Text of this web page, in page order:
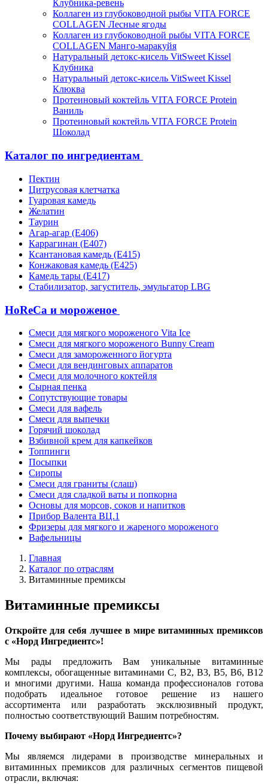
Клубника-ревень
Коллаген из глубоководной рыбы VITA FORCE
COLLAGEN Лесные ягоды
Коллаген из глубоководной рыбы VITA FORCE
COLLAGEN Манго-маракуйя
Натуральный детокс-кисель VitSweet Kissel
Клубника
Натуральный детокс-кисель VitSweet Kissel
Клюква
Протеиновый коктейль VITA FORCE Protein
Ваниль
Протеиновый коктейль VITA FORCE Protein
Шоколад
Каталог по ингредиентам
Пектин
Цитрусовая клетчатка
Гуаровая камедь
Желатин
Таурин
Агар-агар (Е406)
Каррагинан (Е407)
Ксантановая камедь (Е415)
Конжаковая камедь (Е425)
Камедь тары (Е417)
Стабилизатор, загуститель, эмульгатор LBG
HoReCa и мороженое
Смеси для мягкого мороженого Vita Ice
Смеси для мягкого мороженого Bunny Cream
Смеси для замороженного йогурта
Смеси для вендинговых аппаратов
Смеси для молочного коктейля
Сырная пенка
Сопутствующие товары
Смеси для вафель
Смеси для выпечки
Горячий шоколад
Взбивной крем для капкейков
Топпинги
Посыпки
Сиропы
Смеси для граниты (слаш)
Смеси для сладкой ваты и попкорна
Основы для морсов, соков и напитков
Прибор Валента ВЦ.1
Фризеры для мягкого и жареного мороженого
Вафельницы
Главная
Каталог по отраслям
Витаминные премиксы
Витаминные премиксы
Откройте для себя лучшее в мире витаминных премиксов
с «Норд Ингредиентс»!
Мы рады предложить Вам уникальные витаминные
комплексы, обогащенные витаминами C, B2, B3, B5, B6, B12
и многими другими. Наша команда профессионалов готова
подобрать идеальное готовое решение из нашего
ассортимента или разработать эксклюзивный продукт,
полностью соответствующий Вашим потребностям.
Почему выбирают «Норд Ингредиентс»?
Мы являемся лидерами в производстве минеральных и
витаминных премиксов для различных сегментов пищевой
отрасли, включая: